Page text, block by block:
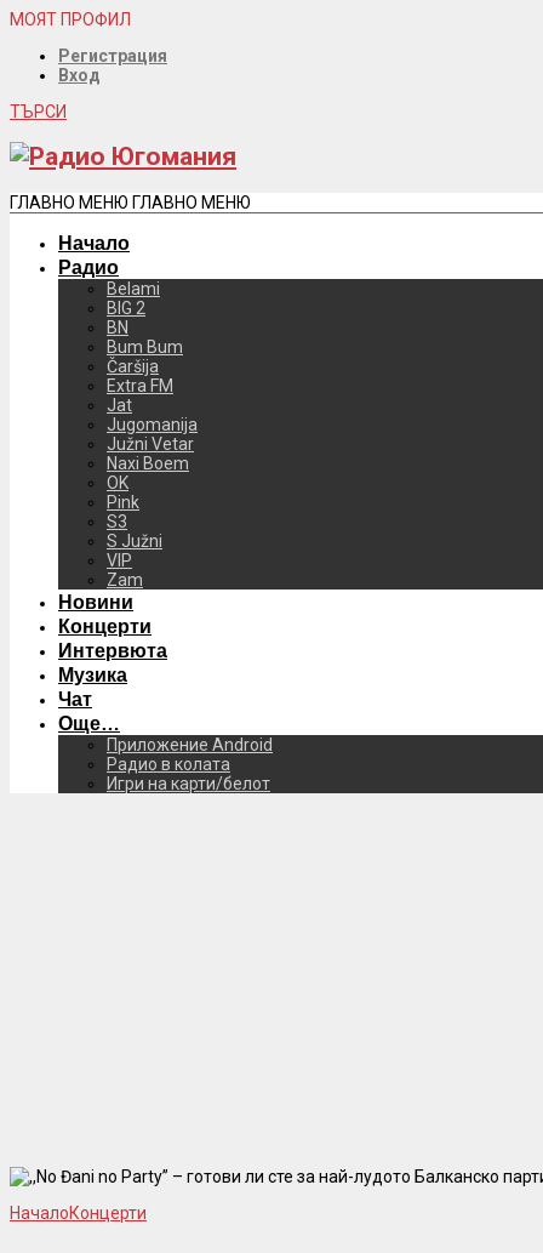
МОЯТ ПРОФИЛ
Регистрация
Вход
ТЪРСИ
ГЛАВНО МЕНЮ ГЛАВНО МЕНЮ
Начало
Радио
Belami
BIG 2
BN
Bum Bum
Čaršija
Extra FM
Jat
Jugomanija
Južni Vetar
Naxi Boem
OK
Pink
S3
S Južni
VIP
Zam
Новини
Концерти
Интервюта
Музика
Чат
Още…
Приложение Android
Радио в колата
Игри на карти/белот
НачалоКонцерти